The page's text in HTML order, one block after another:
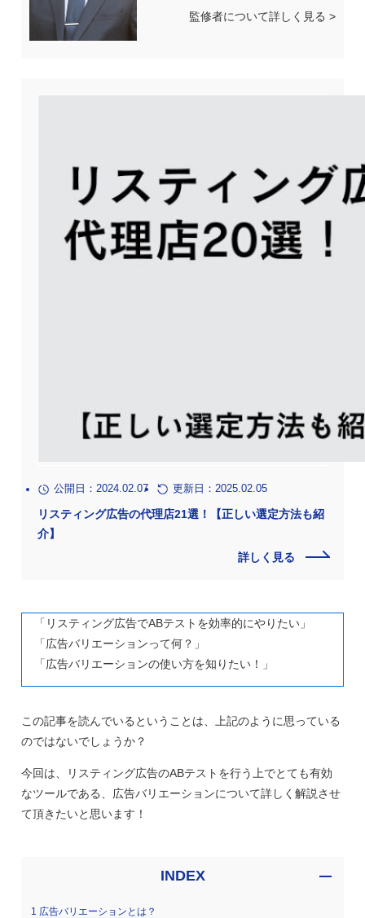
監修者について詳しく見る >
公開日：2024.02.07 更新日：2025.02.05
リスティング広告の代理店21選！【正しい選定方法も紹
介】
詳しく見る
「リスティング広告でABテストを効率的にやりたい」
「広告バリエーションって何？」
「広告バリエーションの使い方を知りたい！」
この記事を読んでいるということは、上記のように思っている
のではないでしょうか？
今回は、リスティング広告のABテストを行う上でとても有効
なツールである、広告バリエーションについて詳しく解説させ
て頂きたいと思います！
INDEX
1 広告バリエーションとは？